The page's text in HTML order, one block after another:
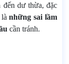
dư thừa, đặc
lànhững sai lầm
cần tránh.